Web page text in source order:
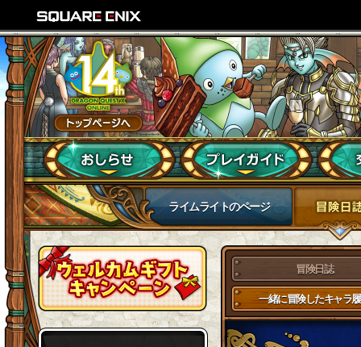
ライムライトのページ
冒険日誌
一緒に冒険したキャラ